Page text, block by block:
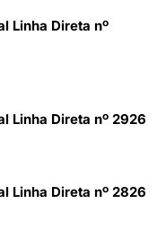
Linha Direta nº
Linha Direta nº 2926
Linha Direta nº 2826